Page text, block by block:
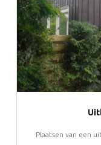
Plaatsen van een